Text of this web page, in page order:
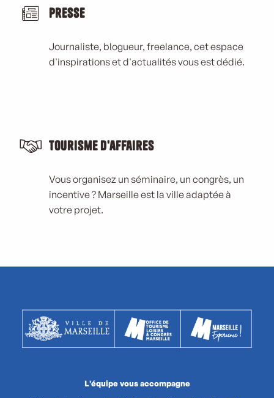
Presse
Journaliste, blogueur, freelance, cet espace
d'inspirations et d'actualités vous est dédié.
Tourisme d'affaires
Vous organisez un séminaire, un congrès, un
incentive ? Marseille est la ville adaptée à
votre projet.
L'équipe vous accompagne